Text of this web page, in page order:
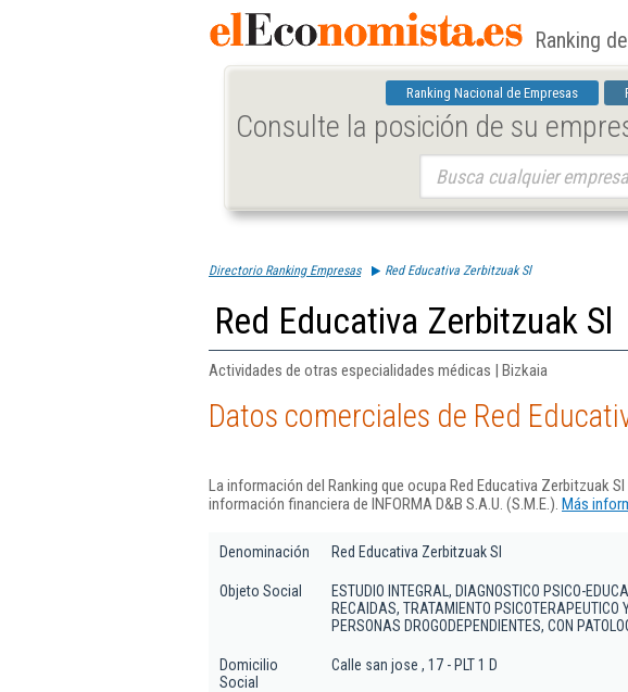
Ranking
Ranking Nacional de Empresas
Consulte la posición de su
Directorio Ranking Empresas Red Educativa Zerbitzuak Sl
Red Educativa Zerbitzuak Sl
Actividades de otras especialidades médicas | Bizkaia
Datos comerciales de Red
La información del Ranking que ocupa Red Educativa Zerbitzuak
información financiera de INFORMA D&B S.A.U. (S.M.E.). Más
Denominación Red Educativa Zerbitzuak Sl
Objeto Social
ESTUDIO INTEGRAL, DIAGNOSTICO PSICO-
RECAIDAS, TRATAMIENTO PSICOTERAPEUTICO
PERSONAS DROGODEPENDIENTES, CON
Domicilio
Social
Calle san jose , 17 - PLT 1 D